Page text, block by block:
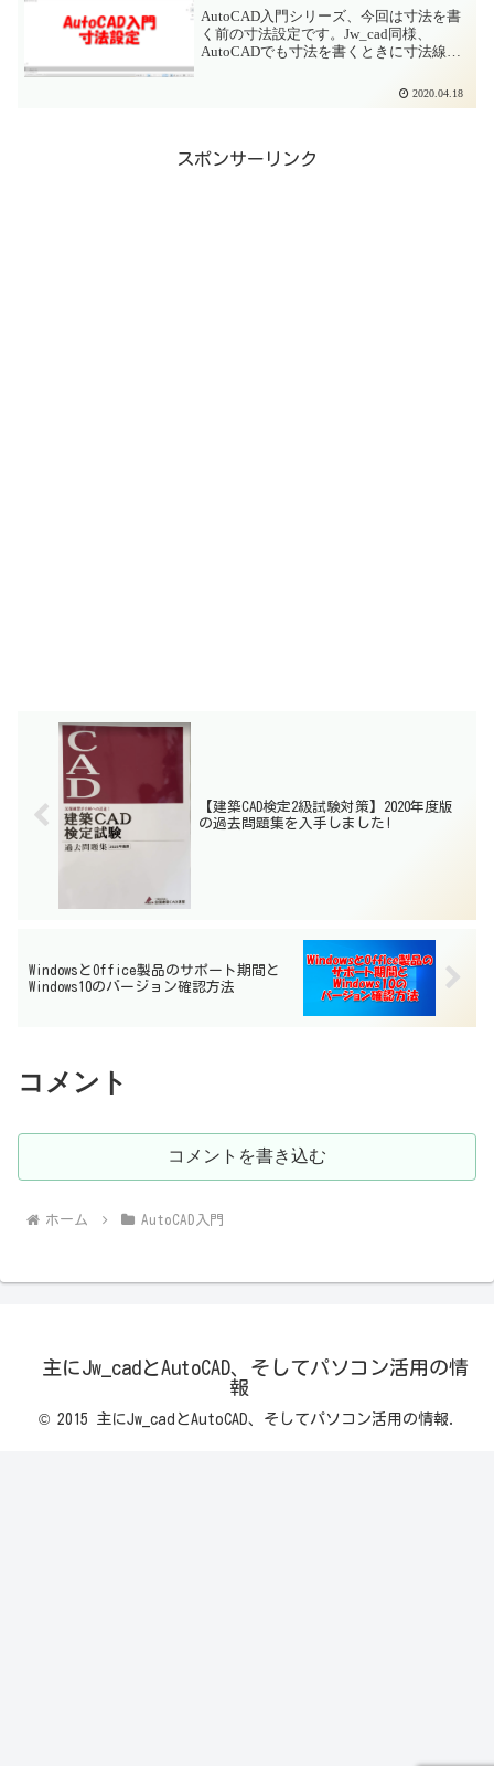
AutoCAD入門シリーズ、今回は寸法を書
く前の寸法設定です。Jw_cad同様、
AutoCADでも寸法を書くときに寸法線、
定しておきます。毎回設定するのは大変
なので「テンプレート」という形式のフ
2020.04.18
スポンサーリンク
【建築CAD検定2級試験対策】2020年度版
の過去問題集を入手しました!
WindowsとOffice製品のサポート期間と
Windows10のバージョン確認方法
コメント
コメントを書き込む
ホーム AutoCAD入門
主にJw_cadとAutoCAD、そしてパソコン活用の情
報
© 2015 主にJw_cadとAutoCAD、そしてパソコン活用の情報.